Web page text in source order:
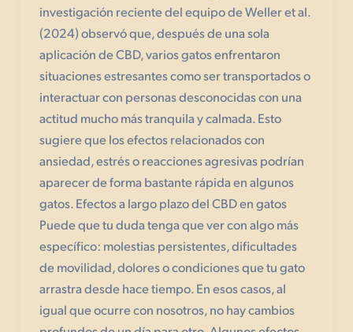
investigación reciente del equipo de Weller et al.
(2024) observó que, después de una sola
aplicación de CBD, varios gatos enfrentaron
situaciones estresantes como ser transportados o
interactuar con personas desconocidas con una
actitud mucho más tranquila y calmada. Esto
sugiere que los efectos relacionados con
ansiedad, estrés o reacciones agresivas podrían
aparecer de forma bastante rápida en algunos
gatos. Efectos a largo plazo del CBD en gatos
Puede que tu duda tenga que ver con algo más
específico: molestias persistentes, dificultades
de movilidad, dolores o condiciones que tu gato
arrastra desde hace tiempo. En esos casos, al
igual que ocurre con nosotros, no hay cambios